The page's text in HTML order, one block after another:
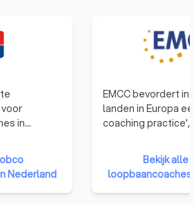
in
het
en
Nederland
EMCC bevordert in
landen in Europa
coaching practice',
opdrachtgevers
van coaches
worden. EMCC
hiermee de
Bekijk alle
loopbaancoaches